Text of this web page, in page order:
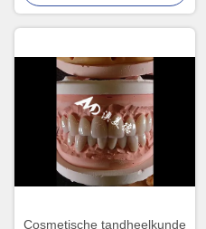
Cosmetische tandheelkunde